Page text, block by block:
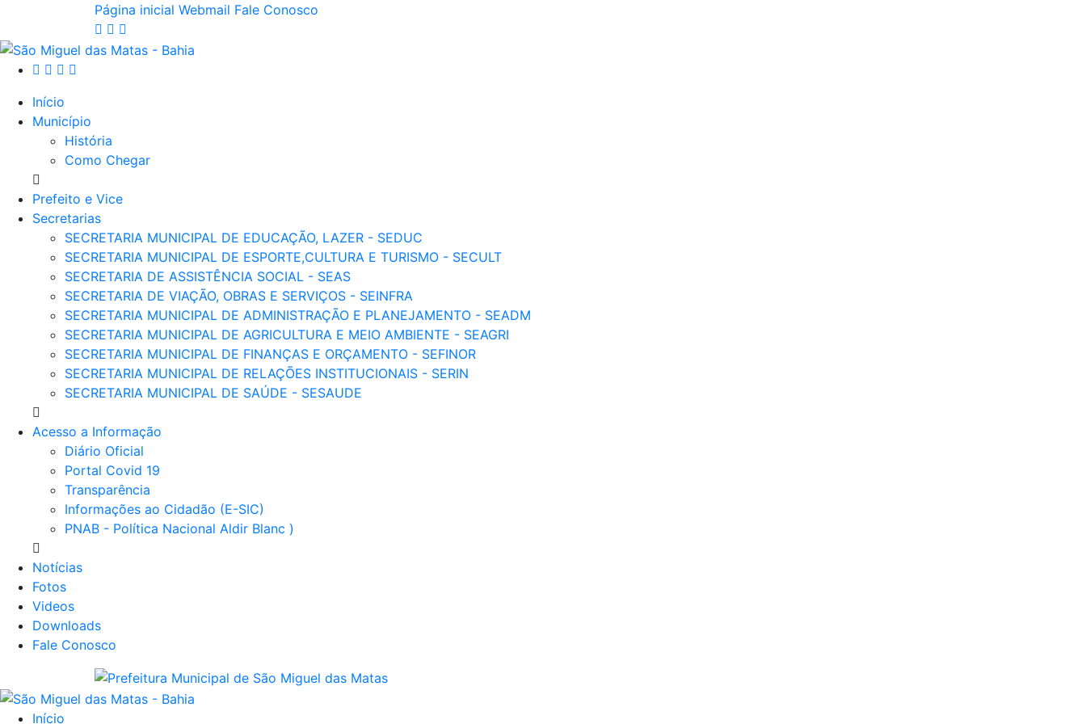
Página inicial Webmail Fale Conosco
Início
Município
História
Como Chegar
Prefeito e Vice
Secretarias
SECRETARIA MUNICIPAL DE EDUCAÇÃO, LAZER - SEDUC
SECRETARIA MUNICIPAL DE ESPORTE,CULTURA E TURISMO - SECULT
SECRETARIA DE ASSISTÊNCIA SOCIAL - SEAS
SECRETARIA DE VIAÇÃO, OBRAS E SERVIÇOS - SEINFRA
SECRETARIA MUNICIPAL DE ADMINISTRAÇÃO E PLANEJAMENTO - SEADM
SECRETARIA MUNICIPAL DE AGRICULTURA E MEIO AMBIENTE - SEAGRI
SECRETARIA MUNICIPAL DE FINANÇAS E ORÇAMENTO - SEFINOR
SECRETARIA MUNICIPAL DE RELAÇÕES INSTITUCIONAIS - SERIN
SECRETARIA MUNICIPAL DE SAÚDE - SESAUDE
Acesso a Informação
Diário Oficial
Portal Covid 19
Transparência
Informações ao Cidadão (E-SIC)
PNAB - Política Nacional Aldir Blanc )
Notícias
Fotos
Videos
Downloads
Fale Conosco
Início